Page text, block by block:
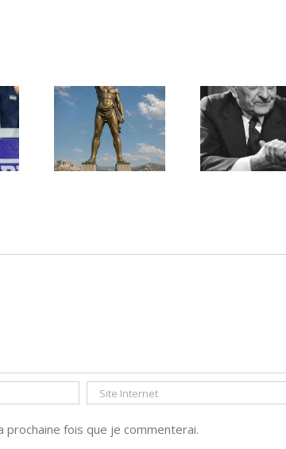
;
juif
Une lettre
inédite de
Malraux sur
l’État d’Israël |
PAR « LA REGLE
fois que je commenterai.